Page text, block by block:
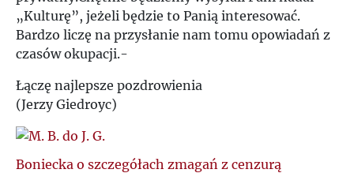
„Kulturę”, jeżeli będzie to Panią interesować.
Bardzo liczę na przysłanie nam tomu opowiadań z
czasów okupacji.-
Łączę najlepsze pozdrowienia
(Jerzy Giedroyc)
Boniecka o szczegółach zmagań z cenzurą